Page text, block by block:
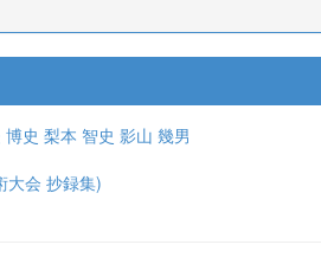
博史 梨本 智史 影山 幾男
大会 抄録集)